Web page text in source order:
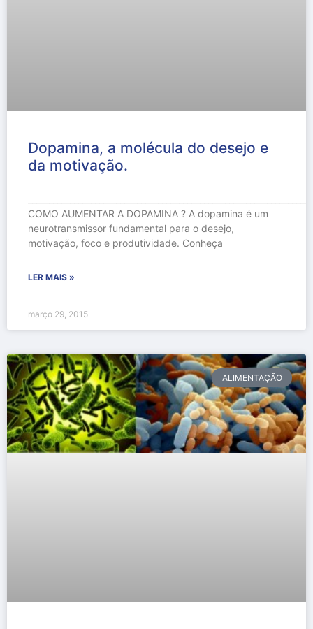
Dopamina, a molécula do desejo e
da motivação.
COMO AUMENTAR A DOPAMINA ? A dopamina é um
neurotransmissor fundamental para o desejo,
motivação, foco e produtividade. Conheça
LER MAIS »
março 29, 2015
ALIMENTAÇÃO